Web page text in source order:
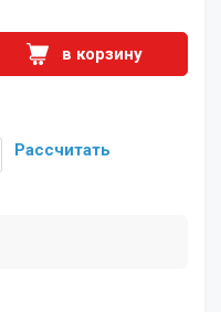
в корзину
Рассчитать